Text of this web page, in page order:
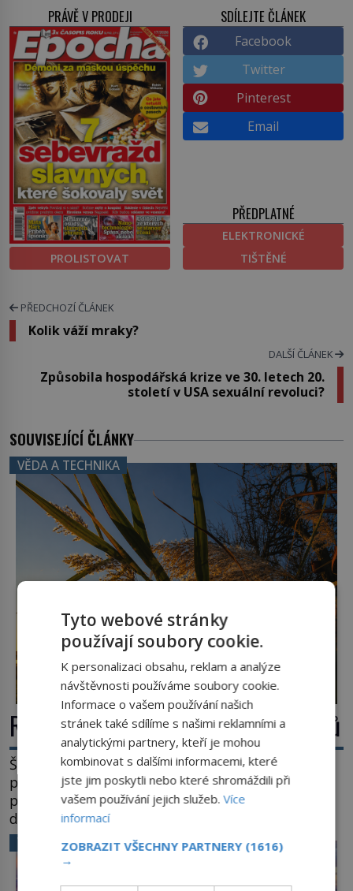
PRÁVĚ V PRODEJI
PROLISTOVAT
SDÍLEJTE ČLÁNEK
Facebook
Twitter
Pinterest
Email
PŘEDPLATNÉ
ELEKTRONICKÉ
TIŠTĚNÉ
PŘEDCHOZÍ ČLÁNEK
Kolik váží mraky?
DALŠÍ ČLÁNEK
Způsobila hospodářská krize ve 30. letech 20.
století v USA sexuální revoluci?
SOUVISEJÍCÍ ČLÁNKY
VĚDA A TECHNIKA
Rákos: Nenápadný poklad z mokřadů
Šumí ve větru na březích rybníků, ukrývá vodní
ptáky a mnozí kolem něj procházejí bez
povšimnutí. Přesto právě rákos pomáhal stavět
domy, vyrábět lodě, zapisovat první texty a
inspiroval řadu pověstí. Tato skromná, ale
užitečná rostlina provází člověka už tisíce let.
Většina lidí vnímá rákos jen jako obyčejnou kulisu
VĚDA A TECHNIKA
Tyto webové stránky
používají soubory cookie.
K personalizaci obsahu, reklam a analýze
návštěvnosti používáme soubory cookie.
Informace o vašem používání našich
stránek také sdílíme s našimi reklamními a
analytickými partnery, kteří je mohou
kombinovat s dalšími informacemi, které
jste jim poskytli nebo které shromáždili při
vašem používání jejich služeb.Více
informací
ZOBRAZIT VŠECHNY PARTNERY (1616)
→